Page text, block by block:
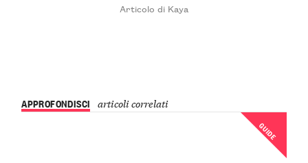
Articolo di Kaya
APPROFONDISCI articoli correlati
GUIDE